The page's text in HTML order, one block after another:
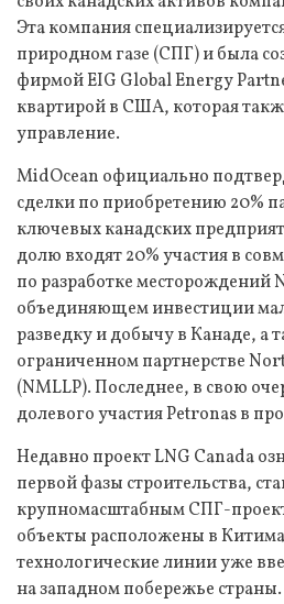
Эта компания
природном газе (СПГ) и была
фирмой EIG Global Energy
квартирой в США, которая
управление.
MidOcean официально
сделки по приобретению 20%
ключевых канадских
долю входят 20% участия в
по разработке месторождений
объединяющем инвестиции
разведку и добычу в Канаде, а
ограниченном партнерстве
(NMLLP). Последнее, в свою
долевого участия Petronas в
Недавно проект LNG Canada
первой фазы строительства,
крупномасштабным СПГ-
объекты расположены в
технологические линии уже
на западном побережье страны.